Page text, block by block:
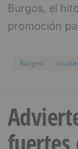
Burgos, el
promoción
Burgos